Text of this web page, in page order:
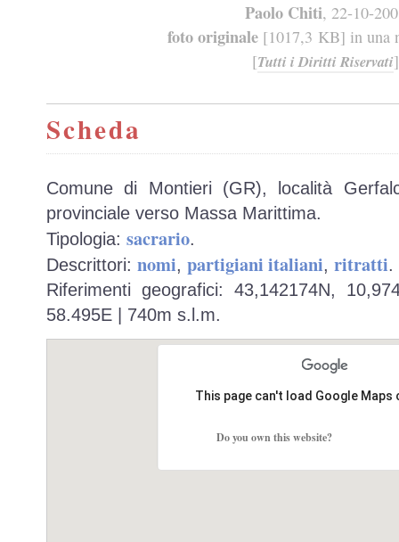
Paolo Chiti, 22-10-
foto originale[1017,3 KB] in una
[Tutti i Diritti Riservati]
Scheda
Comune di Montieri (GR), località
provinciale verso Massa Marittima.
Tipologia: sacrario.
Descrittori: nomi, partigiani italiani, ritratti.
Riferimenti geografici: 43,142174N,
58.495E | 740m s.l.m.
This page can't load Google
Do you own this website?